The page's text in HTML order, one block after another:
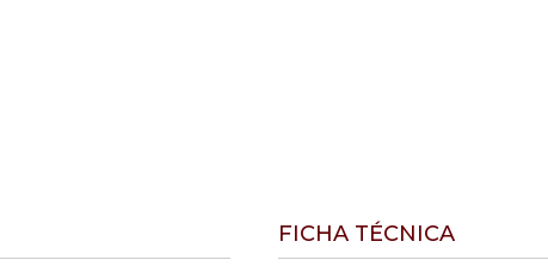
A obra não é um catálogo de papas e concílios.
FICHA TÉCNICA